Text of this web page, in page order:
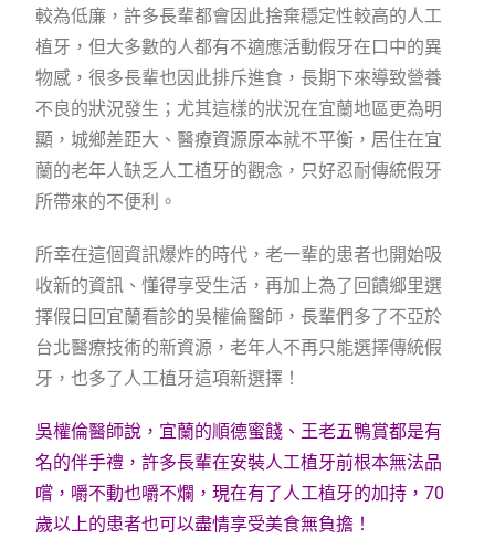
較為低廉，許多長輩都會因此捨棄穩定性較高的人工
植牙，但大多數的人都有不適應活動假牙在口中的異
物感，很多長輩也因此排斥進食，長期下來導致營養
不良的狀況發生；尤其這樣的狀況在宜蘭地區更為明
顯，城鄉差距大、醫療資源原本就不平衡，居住在宜
蘭的老年人缺乏人工植牙的觀念，只好忍耐傳統假牙
所帶來的不便利。
所幸在這個資訊爆炸的時代，老一輩的患者也開始吸
收新的資訊、懂得享受生活，再加上為了回饋鄉里選
擇假日回宜蘭看診的吳權倫醫師，長輩們多了不亞於
台北醫療技術的新資源，老年人不再只能選擇傳統假
牙，也多了人工植牙這項新選擇！
吳權倫醫師說，宜蘭的順德蜜餞、王老五鴨賞都是有
名的伴手禮，許多長輩在安裝人工植牙前根本無法品
嚐，嚼不動也嚼不爛，現在有了人工植牙的加持，70
歲以上的患者也可以盡情享受美食無負擔！